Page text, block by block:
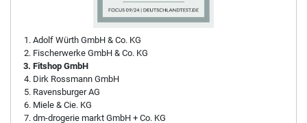
Adolf Würth GmbH & Co. KG
Fischerwerke GmbH & Co. KG
Fitshop GmbH
Dirk Rossmann GmbH
Ravensburger AG
Miele & Cie. KG
dm-drogerie markt GmbH + Co. KG